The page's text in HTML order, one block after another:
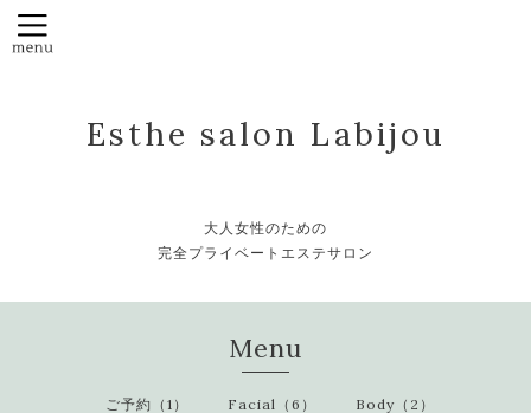
Esthe salon Labijou
大人女性のための
完全プライベートエステサロン
Menu
ご予約（1） Facial（6） Body（2）